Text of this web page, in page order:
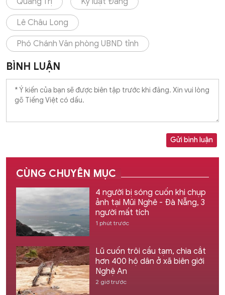
Lê Châu Long
Phó Chánh Văn phòng UBND tỉnh
BÌNH LUẬN
Gửi bình luận
CÙNG CHUYÊN MỤC
4 người bị sóng cuốn khi chụp
ảnh tại Mũi Nghê - Đà Nẵng, 3
người mất tích
1 phút trước
Lũ cuốn trôi cầu tạm, chia cắt
hơn 400 hộ dân ở xã biên giới
Nghệ An
2 giờ trước